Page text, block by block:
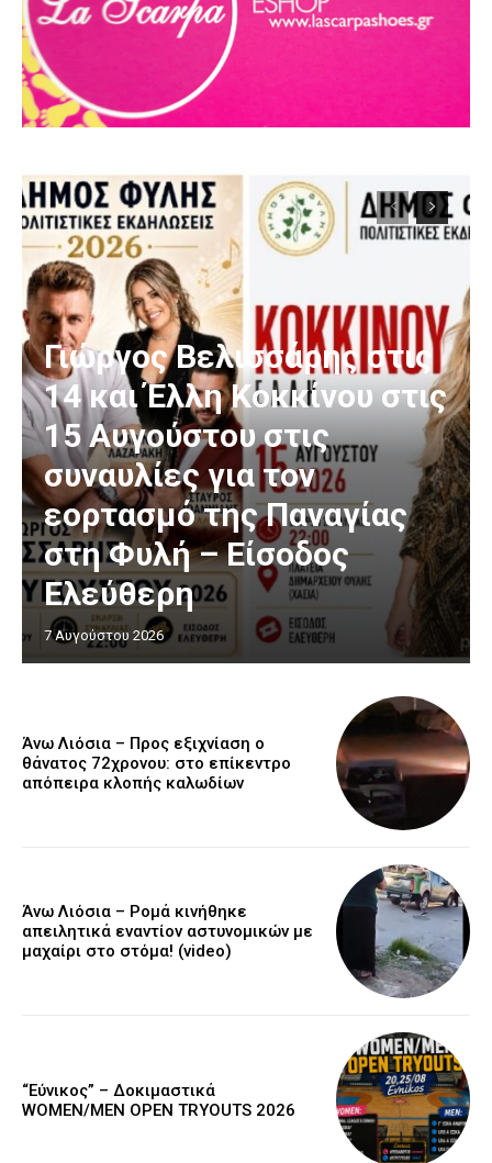
Γιώργος Βελισσάρης στις
14 και Έλλη Κοκκίνου στις
15 Αυγούστου στις
συναυλίες για τον
εορτασμό της Παναγίας
στη Φυλή – Είσοδος
Ελεύθερη
7 Αυγούστου 2026
Άνω Λιόσια – Προς εξιχνίαση ο
θάνατος 72χρονου: στο επίκεντρο
απόπειρα κλοπής καλωδίων
Άνω Λιόσια – Ρομά κινήθηκε
απειλητικά εναντίον αστυνομικών με
μαχαίρι στο στόμα! (video)
“Εύνικος” – Δοκιμαστικά
WOMEN/MEN OPEN TRYOUTS 2026